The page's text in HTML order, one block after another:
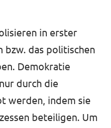
in erster
bzw. das politischen
Demokratie
durch die
werden, indem sie
beteiligen. Um